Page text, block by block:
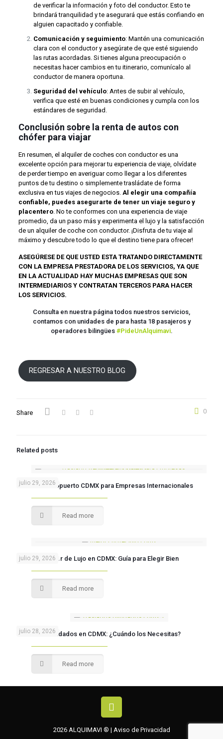
de verificar la información y foto del conductor. Esto te
brindará tranquilidad y te asegurará que estás confiando en
alguien capacitado y confiable.
Comunicación y seguimiento: Mantén una comunicación
clara con el conductor y asegúrate de que esté siguiendo
las rutas acordadas. Si tienes alguna preocupación o
necesitas hacer cambios en tu itinerario, comunícalo al
conductor de manera oportuna.
Seguridad del vehículo: Antes de subir al vehículo,
verifica que esté en buenas condiciones y cumpla con los
estándares de seguridad.
Conclusión sobre la renta de autos con
chófer para viajar
En resumen, el alquiler de coches con conductor es una
excelente opción para mejorar tu experiencia de viaje, olvídate
de perder tiempo en averiguar como llegar a los diferentes
puntos de tu destino o simplemente trasládate de forma
exclusiva en tus viajes de negocios. Al elegir una compañía
confiable, puedes asegurarte de tener un viaje seguro y
placentero. No te conformes con una experiencia de viaje
promedio, da un paso más y experimenta el lujo y la satisfacción
de un alquiler de coche con conductor. ¡Disfruta de tu viaje al
máximo y descubre todo lo que el destino tiene para ofrecer!
ASEGÚRESE DE QUE USTED ESTA TRATANDO DIRECTAMENTE
CON LA EMPRESA PRESTADORA DE LOS SERVICIOS, YA QUE
EN LA ACTUALIDAD HAY MUCHAS EMPRESAS QUE SON
INTERMEDIARIOS Y CONTRATAN TERCEROS PARA HACER
LOS SERVICIOS.
Consulta en nuestra página todos nuestros servicios,
contamos con unidades de para hasta 18 pasajeros y
operadores bilingües #PideUnAlquimavi.
REGRESAR A NUESTRO BLOG
Share 0
Related posts
julio 29, 2026
Traslado Aeropuerto CDMX para Empresas Internacionales
Read more
julio 29, 2026
El Mejor Chofer de Lujo en CDMX: Guía para Elegir Bien
Read more
julio 28, 2026
Traslados Blindados en CDMX: ¿Cuándo los Necesitas?
Read more
2026 ALQUIMAVI ® | Aviso de Privacidad